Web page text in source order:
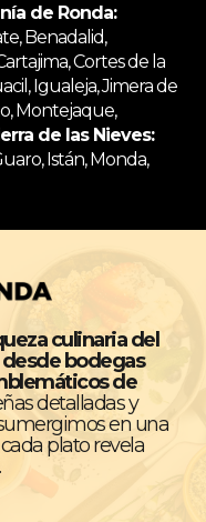
de Ronda:
Benadalid,
Cortes de la
Igualeja, Jimera de
Montejaque,
de las Nieves:
Istán, Monda,
culinaria del
bodegas
de
detalladas y
en una
plato revela